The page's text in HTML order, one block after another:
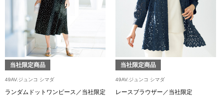
セーター／カ
ベスト
その他
当社限定商品
49AV.ジュンコ シマダ
ランダムドットワンピース／当社限定
当社限定商品
49AV.ジュンコ シマダ
レースブラウザー／当社限定